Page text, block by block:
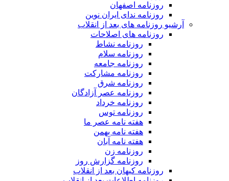
روزنامه اصفهان
روزنامه ندای ایران نوین
آرشیو روزنامه های بعد از انقلاب
روزنامه های اصلاحات
روزنامه نشاط
روزنامه سلام
روزنامه جامعه
روزنامه مشارکت
روزنامه شرق
روزنامه عصر آزادگان
روزنامه خرداد
روزنامه توس
هفته نامه عصر ما
هفته نامه بهمن
هفته نامه آبان
روزنامه زن
روزنامه گزارش روز
روزنامه کیهان بعد از انقلاب